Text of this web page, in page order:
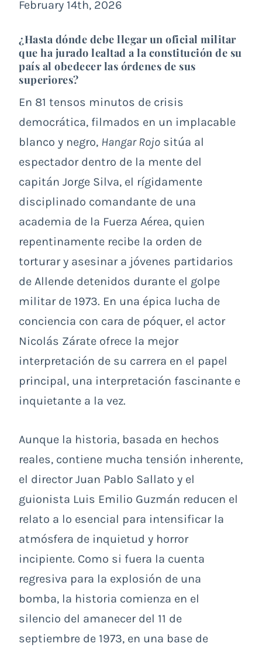
February 14th, 2026
¿Hasta dónde debe llegar un oficial militar
que ha jurado lealtad a la constitución de su
país al obedecer las órdenes de sus
superiores?
En 81 tensos minutos de crisis
democrática, filmados en un implacable
blanco y negro, Hangar Rojo sitúa al
espectador dentro de la mente del
capitán Jorge Silva, el rígidamente
disciplinado comandante de una
academia de la Fuerza Aérea, quien
repentinamente recibe la orden de
torturar y asesinar a jóvenes partidarios
de Allende detenidos durante el golpe
militar de 1973. En una épica lucha de
conciencia con cara de póquer, el actor
Nicolás Zárate ofrece la mejor
interpretación de su carrera en el papel
principal, una interpretación fascinante e
inquietante a la vez.
Aunque la historia, basada en hechos
reales, contiene mucha tensión inherente,
el director Juan Pablo Sallato y el
guionista Luis Emilio Guzmán reducen el
relato a lo esencial para intensificar la
atmósfera de inquietud y horror
incipiente. Como si fuera la cuenta
regresiva para la explosión de una
bomba, la historia comienza en el
silencio del amanecer del 11 de
septiembre de 1973, en una base de